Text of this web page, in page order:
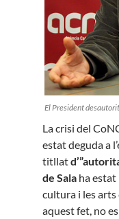
El President
La crisi del
estat deguda a
titllat
de Sala ha
cultura i les
aquest fet, no